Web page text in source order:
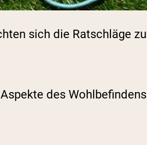
sich die Ratschläge
des